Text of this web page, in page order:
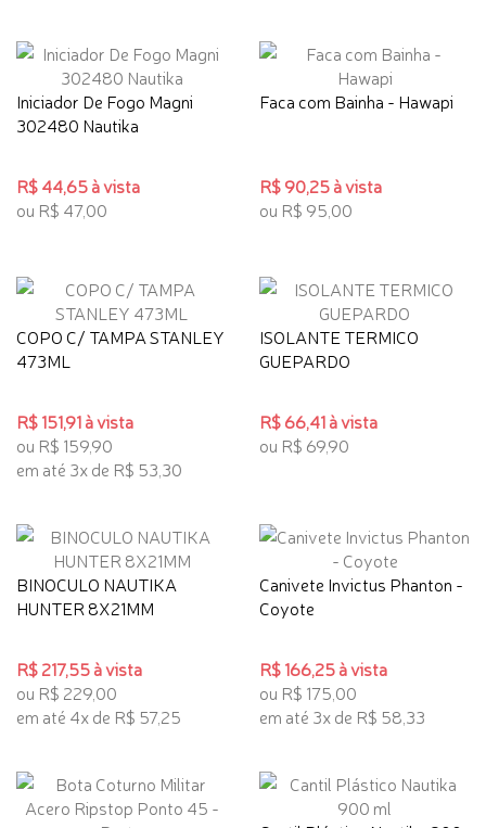
Iniciador De Fogo Magni
302480 Nautika
R$ 44,65 à vista
ou R$ 47,00
Faca com Bainha - Hawapi
R$ 90,25 à vista
ou R$ 95,00
COPO C/ TAMPA STANLEY
473ML
R$ 151,91 à vista
ou R$ 159,90
em até 3x de R$ 53,30
ISOLANTE TERMICO
GUEPARDO
R$ 66,41 à vista
ou R$ 69,90
BINOCULO NAUTIKA
HUNTER 8X21MM
R$ 217,55 à vista
ou R$ 229,00
em até 4x de R$ 57,25
Canivete Invictus Phanton -
Coyote
R$ 166,25 à vista
ou R$ 175,00
em até 3x de R$ 58,33